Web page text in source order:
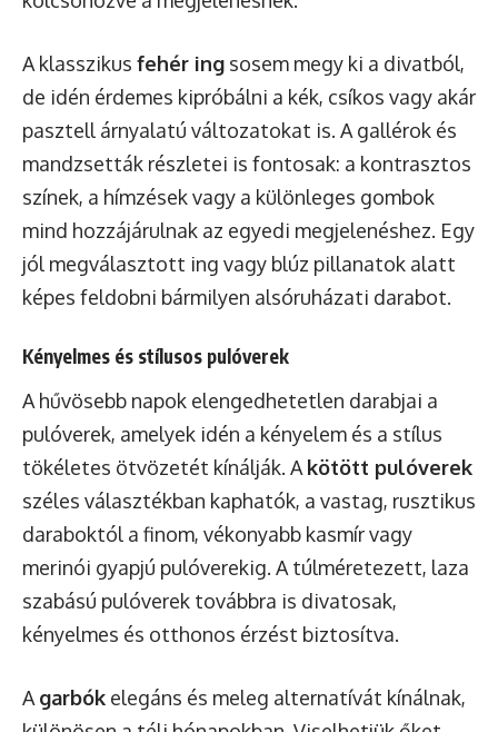
A klasszikus fehér ing sosem megy ki a divatból,
de idén érdemes kipróbálni a kék, csíkos vagy akár
pasztell árnyalatú változatokat is. A gallérok és
mandzsetták részletei is fontosak: a kontrasztos
színek, a hímzések vagy a különleges gombok
mind hozzájárulnak az egyedi megjelenéshez. Egy
jól megválasztott ing vagy blúz pillanatok alatt
képes feldobni bármilyen alsóruházati darabot.
Kényelmes és stílusos pulóverek
A hűvösebb napok elengedhetetlen darabjai a
pulóverek, amelyek idén a kényelem és a stílus
tökéletes ötvözetét kínálják. A kötött pulóverek
széles választékban kaphatók, a vastag, rusztikus
daraboktól a finom, vékonyabb kasmír vagy
merinói gyapjú pulóverekig. A túlméretezett, laza
szabású pulóverek továbbra is divatosak,
kényelmes és otthonos érzést biztosítva.
A garbók elegáns és meleg alternatívát kínálnak,